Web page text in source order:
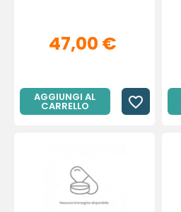
47,00 €
AGGIUNGI AL
CARRELLO favorite_border